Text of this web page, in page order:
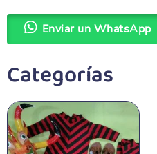
Enviar un WhatsApp
Categorías